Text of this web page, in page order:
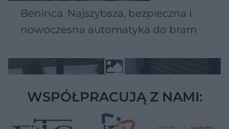
Beninca. Najszybsza, bezpieczna i
nowoczesna automatyka do bram
WSPÓŁPRACUJĄ Z NAMI: